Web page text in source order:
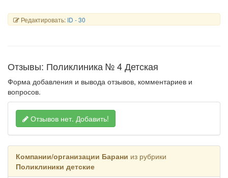
Редактировать: ID - 30
Отзывы: Поликлиника № 4 Детская
Форма добавления и вывода отзывов, комментариев и
вопросов.
Отзывов нет. Добавить!
Компании/организации Барани из рубрики
Поликлиники детские